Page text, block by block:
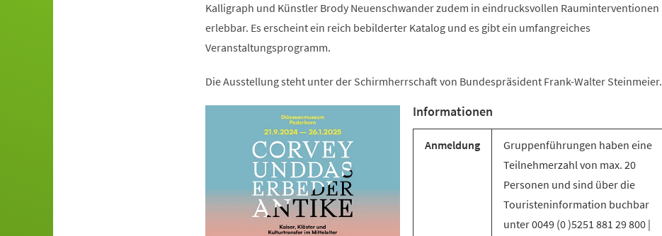
Kalligraph und Künstler Brody Neuenschwander zudem in eindrucksvollen Rauminterventionen
erlebbar. Es erscheint ein reich bebilderter Katalog und es gibt ein umfangreiches
Veranstaltungsprogramm.
Die Ausstellung steht unter der Schirmherrschaft von Bundespräsident Frank-Walter Steinmeier.
Informationen
Anmeldung
Gruppenführungen haben eine
Teilnehmerzahl von max. 20
Personen und sind über die
Touristeninformation buchbar
unter 0049 (0 )5251 881 29 800 |